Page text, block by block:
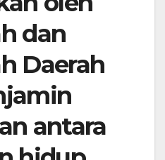
dan
Daerah
antara